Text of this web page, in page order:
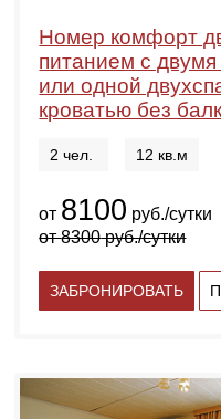
Номер комфорт
питанием с
или одной
кроватью без
2 чел. 12 кв.м
от 8100 руб./сутки
от8300руб./сутки
ЗАБРОНИРОВАТЬ